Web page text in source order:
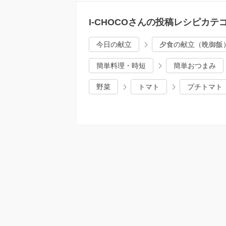
I-CHOCOさんの投稿レシピカテ
今日の献立 夕食の献立（晩御飯
簡単料理・時短 簡単おつまみ
野菜 トマト プチトマト